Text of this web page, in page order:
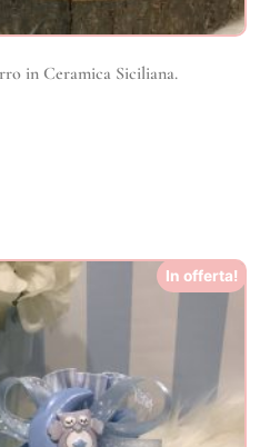
in Ceramica Siciliana.
In offerta!